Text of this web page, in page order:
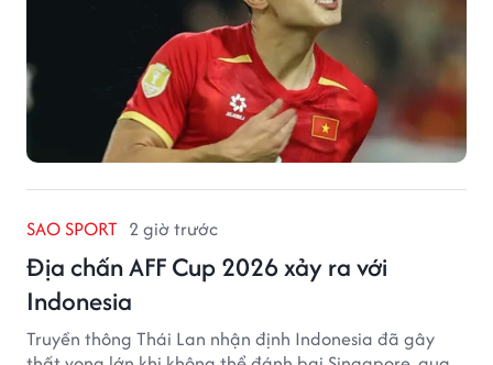
SAO SPORT 2 giờ trước
Địa chấn AFF Cup 2026 xảy ra với
Indonesia
Truyền thông Thái Lan nhận định Indonesia đã gây